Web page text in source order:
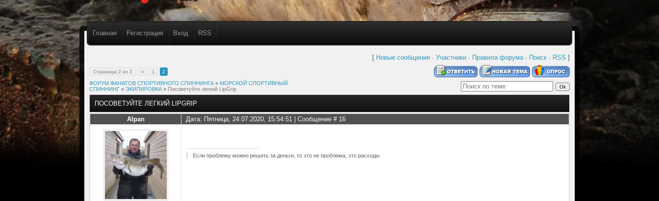
Главная Регистрация Вход RSS
...
[ Новые сообщения · Участники · Правила форума· Поиск · RSS ]
Страница 2 из 2 « 1 2
ФОРУМ ФАНАТОВ СПОРТИВНОГО СПИННИНГА » МОРСКОЙ СПОРТИВНЫЙ
СПИННИНГ » ЭКИПИРОВКА » Посоветуйте легкий LipGrip
ПОСОВЕТУЙТЕ ЛЕГКИЙ LIPGRIP
Alpan Дата: Пятница, 24.07.2020, 15:54:51 | Сообщение # 16
Если проблему можно решить за деньги, то это не проблема, это расходы